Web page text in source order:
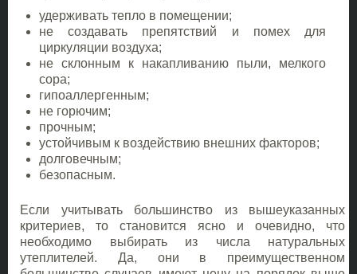
удерживать тепло в помещении;
не создавать препятствий и помех для
циркуляции воздуха;
не склонным к накапливанию пыли, мелкого
сора;
гипоаллергенным;
не горючим;
прочным;
устойчивым к воздействию внешних факторов;
долговечным;
безопасным.
Если учитывать большинство из вышеуказанных
критериев, то становится ясно и очевидно, что
необходимо выбирать из числа натуральных
утеплителей. Да, они в преимущественном